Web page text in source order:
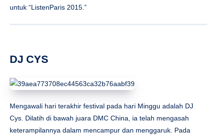
untuk “ListenParis 2015.”
DJ CYS
Mengawali hari terakhir festival pada hari Minggu adalah DJ
Cys. Dilatih di bawah juara DMC China, ia telah mengasah
keterampilannya dalam mencampur dan menggaruk. Pada